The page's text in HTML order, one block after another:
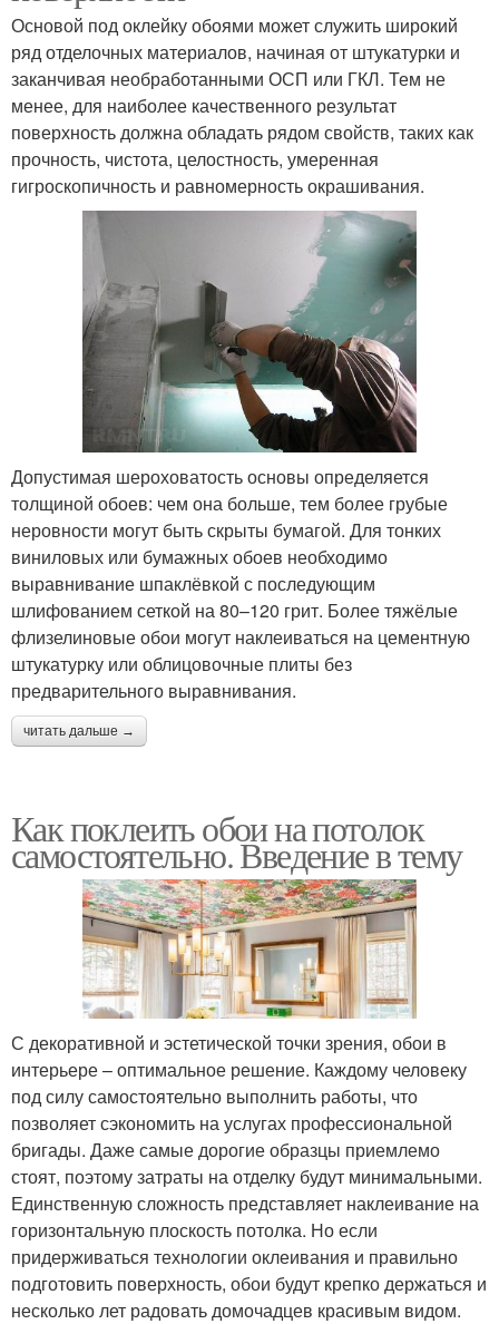
Основой под оклейку обоями может служить широкий
ряд отделочных материалов, начиная от штукатурки и
заканчивая необработанными ОСП или ГКЛ. Тем не
менее, для наиболее качественного результат
поверхность должна обладать рядом свойств, таких как
прочность, чистота, целостность, умеренная
гигроскопичность и равномерность окрашивания.
Допустимая шероховатость основы определяется
толщиной обоев: чем она больше, тем более грубые
неровности могут быть скрыты бумагой. Для тонких
виниловых или бумажных обоев необходимо
выравнивание шпаклёвкой с последующим
шлифованием сеткой на 80–120 грит. Более тяжёлые
флизелиновые обои могут наклеиваться на цементную
штукатурку или облицовочные плиты без
предварительного выравнивания.
читать дальше →
Как поклеить обои на потолок
самостоятельно. Введение в тему
С декоративной и эстетической точки зрения, обои в
интерьере – оптимальное решение. Каждому человеку
под силу самостоятельно выполнить работы, что
позволяет сэкономить на услугах профессиональной
бригады. Даже самые дорогие образцы приемлемо
стоят, поэтому затраты на отделку будут минимальными.
Единственную сложность представляет наклеивание на
горизонтальную плоскость потолка. Но если
придерживаться технологии оклеивания и правильно
подготовить поверхность, обои будут крепко держаться и
несколько лет радовать домочадцев красивым видом.